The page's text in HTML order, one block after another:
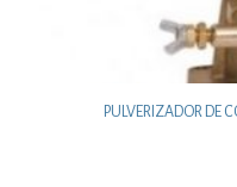
PULVERIZADOR DE